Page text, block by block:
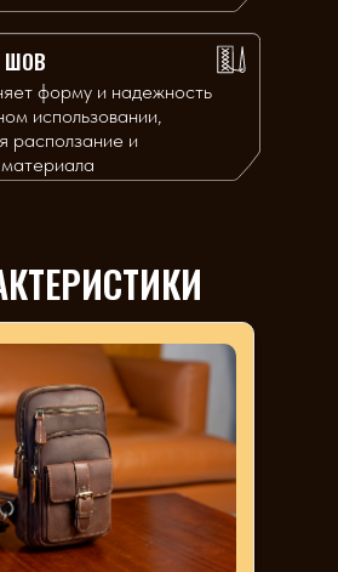
форму и надежность
использовании,
расползание и
ШОВ